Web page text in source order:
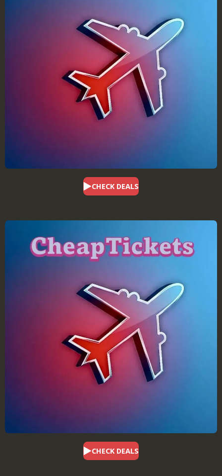
CHECK DEALS
CHECK DEALS